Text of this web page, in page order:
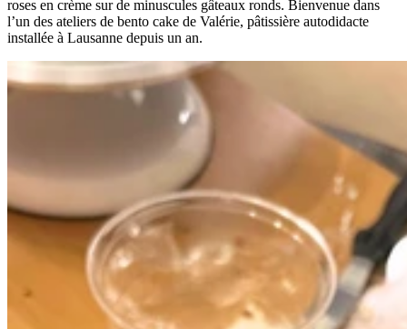
roses en crème sur de minuscules gâteaux ronds. Bienvenue dans
l’un des ateliers de bento cake de Valérie, pâtissière autodidacte
installée à Lausanne depuis un an.